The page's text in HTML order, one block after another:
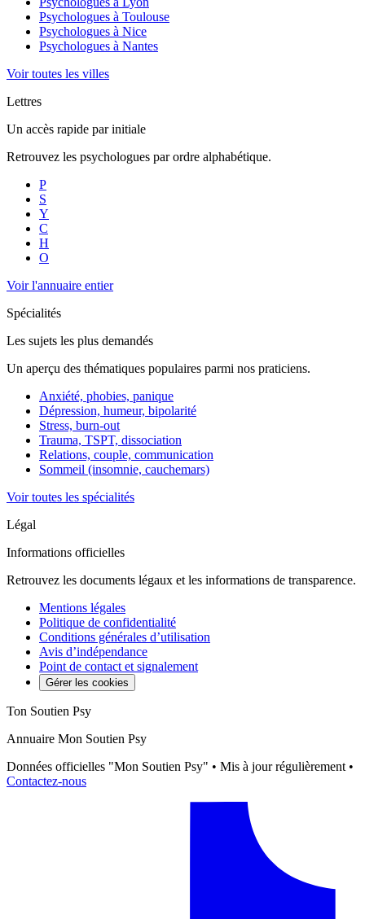
Psychologues à Toulouse
Psychologues à Nice
Psychologues à Nantes
Voir toutes les villes
Lettres
Un accès rapide par initiale
Retrouvez les psychologues par ordre alphabétique.
P
S
Y
C
H
O
Voir l'annuaire entier
Spécialités
Les sujets les plus demandés
Un aperçu des thématiques populaires parmi nos praticiens.
Anxiété, phobies, panique
Dépression, humeur, bipolarité
Stress, burn-out
Trauma, TSPT, dissociation
Relations, couple, communication
Sommeil (insomnie, cauchemars)
Voir toutes les spécialités
Légal
Informations officielles
Retrouvez les documents légaux et les informations de transparence.
Mentions légales
Politique de confidentialité
Conditions générales d’utilisation
Avis d’indépendance
Point de contact et signalement
Gérer les cookies
Ton Soutien Psy
Annuaire Mon Soutien Psy
Données officielles "Mon Soutien Psy" • Mis à jour régulièrement •
Contactez-nous